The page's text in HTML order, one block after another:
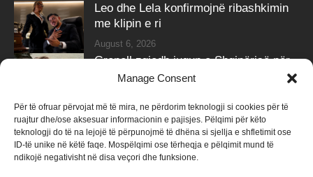
Manage Consent
Për të ofruar përvojat më të mira, ne përdorim teknologji si cookies për të
ruajtur dhe/ose aksesuar informacionin e pajisjes. Pëlqimi për këto
teknologji do të na lejojë të përpunojmë të dhëna si sjellja e shfletimit ose
ID-të unike në këtë faqe. Mospëlqimi ose tërheqja e pëlqimit mund të
ndikojë negativisht në disa veçori dhe funksione.
Leo dhe Lela konfirmojnë ribashkimin
me klipin e ri
August 6, 2026
Grenell zgjedh jugun e Shqipërisë për
pushime, ndan fotot
Follow Us
258kFollowers 415k Followers